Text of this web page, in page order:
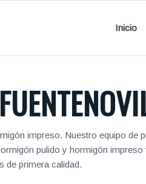
Inicio
impreso. Nuestro equipo de
pulido y hormigón
de primera calidad.